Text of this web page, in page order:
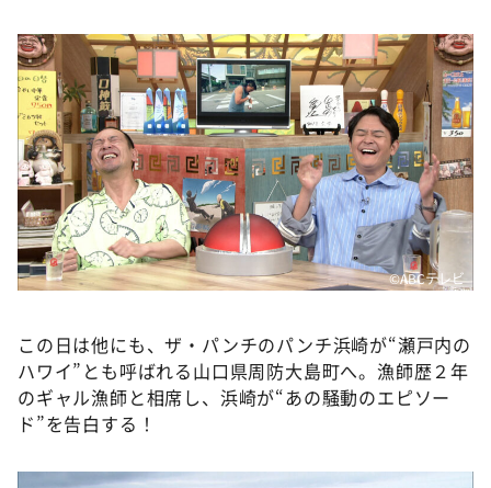
©ABCテレビ
この日は他にも、ザ・パンチのパンチ浜崎が“瀬戸内の
ハワイ”とも呼ばれる山口県周防大島町へ。漁師歴２年
のギャル漁師と相席し、浜崎が“あの騒動のエピソー
ド”を告白する！